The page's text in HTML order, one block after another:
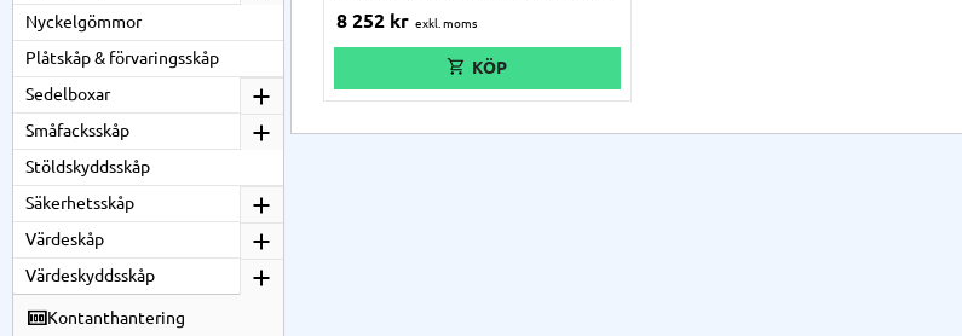
modulära designen förenklar
underhållskostnader nere, vilket
säkerställer ett långsiktigt inköp.
8 252 kr
Nyckelgömmor
Plåtskåp & förvaringsskåp
Sedelboxar
Småfacksskåp
Stöldskyddsskåp
Säkerhetsskåp
Värdeskåp
Värdeskyddsskåp
Kontanthantering